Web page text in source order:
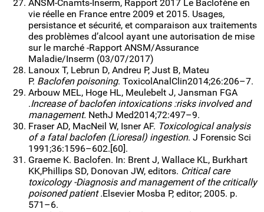
ANSM-Cnamts-Inserm, Rapport 2017 Le Baclofène en
vie réelle en France entre 2009 et 2015. Usages,
persistance et sécurité, et comparaison aux traitements
des problèmes d’alcool ayant une autorisation de mise
sur le marché -Rapport ANSM/Assurance
Maladie/Inserm (03/07/2017)
Lanoux T, Lebrun D, Andreu P, Just B, Mateu
P. Baclofen poisoning. ToxicolAnalClin2014;26:206–7.
Arbouw MEL, Hoge HL, Meulebelt J, Jansman FGA
.Increase of baclofen intoxications :risks involved and
management. NethJ Med2014;72:497–9.
Fraser AD, MacNeil W, Isner AF. Toxicological analysis
of a fatal baclofen (Lioresal) ingestion. J Forensic Sci
1991;36:1596–602.[60].
Graeme K. Baclofen. In: Brent J, Wallace KL, Burkhart
KK,Phillips SD, Donovan JW, editors. Critical care
toxicology -Diagnosis and management of the critically
poisoned patient .Elsevier Mosba P, editor; 2005. p.
571–6.